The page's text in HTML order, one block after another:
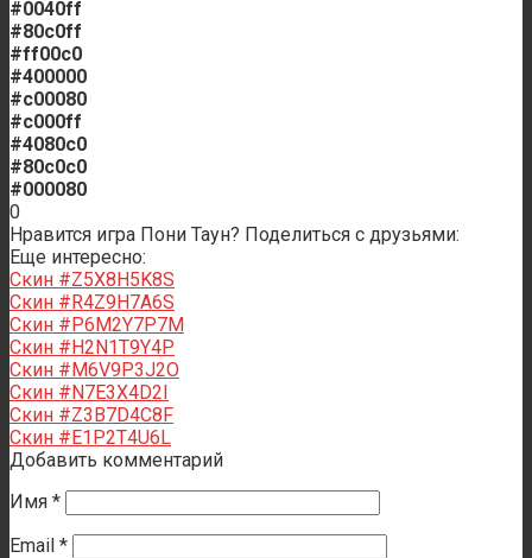
#0040ff
#80c0ff
#ff00c0
#400000
#c00080
#c000ff
#4080c0
#80c0c0
#000080
0
Нравится игра Пони Таун? Поделиться с друзьями:
Еще интересно:
Скин #Z5X8H5K8S
Скин #R4Z9H7A6S
Скин #P6M2Y7P7M
Скин #H2N1T9Y4P
Скин #M6V9P3J2O
Скин #N7E3X4D2I
Скин #Z3B7D4C8F
Скин #E1P2T4U6L
Добавить комментарий
Имя *
Email *